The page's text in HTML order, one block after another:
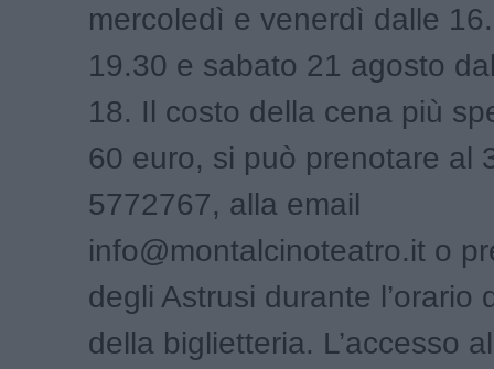
mercoledì e venerdì dalle
19.30 e sabato 21 agosto
18. Il costo della cena più
60 euro, si può prenotare al
5772767, alla email
info@montalcinoteatro.it o
degli Astrusi durante l’orario
della biglietteria. L’accesso